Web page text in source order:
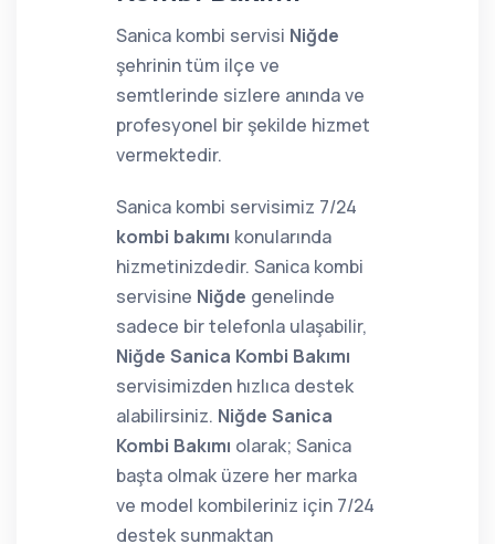
Sanica kombi servisi Niğde
şehrinin tüm ilçe ve
semtlerinde sizlere anında ve
profesyonel bir şekilde hizmet
vermektedir.
Sanica kombi servisimiz 7/24
kombi bakımı konularında
hizmetinizdedir. Sanica kombi
servisine Niğde genelinde
sadece bir telefonla ulaşabilir,
Niğde Sanica Kombi Bakımı
servisimizden hızlıca destek
alabilirsiniz. Niğde Sanica
Kombi Bakımı olarak; Sanica
başta olmak üzere her marka
ve model kombileriniz için 7/24
destek sunmaktan